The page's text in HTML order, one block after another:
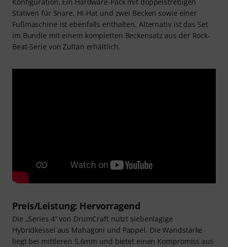
Stativen für Snare, Hi-Hat und zwei Becken sowie einer
Fußmaschine ist ebenfalls enthalten. Alternativ ist das Set
im Bundle mit einem kompletten Beckensatz aus der Rock-
Beat-Serie von Zultan erhältlich.
Preis/Leistung: Hervorragend
Die „Series 4“ von DrumCraft nutzt siebenlagige
Hybridkessel aus Mahagoni und Pappel. Die Wandstärke
liegt bei mittleren 5,6mm und bietet einen Kompromiss aus